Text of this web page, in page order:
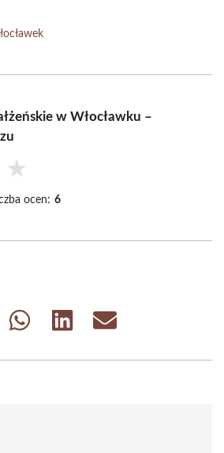
w Włocławku –
★
ocen: 6
Share
Share
Share